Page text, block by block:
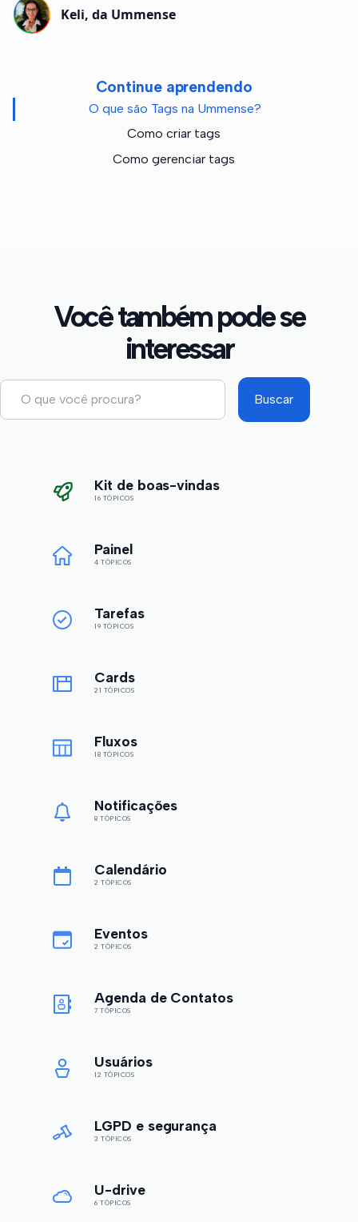
Continue aprendendo
O que são Tags na Ummense?
Como criar tags
Como gerenciar tags
Keli, da Ummense
Você também pode se
interessar
Kit de boas-vindas
16 TÓPICOS
Painel
4 TÓPICOS
Tarefas
19 TÓPICOS
Cards
21 TÓPICOS
Fluxos
18 TÓPICOS
Notificações
8 TÓPICOS
Calendário
2 TÓPICOS
Eventos
2 TÓPICOS
Agenda de Contatos
7 TÓPICOS
Usuários
12 TÓPICOS
LGPD e segurança
3 TÓPICOS
U-drive
6 TÓPICOS